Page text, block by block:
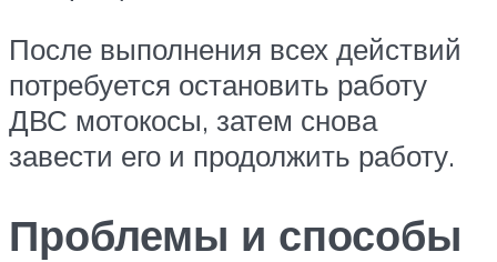
После выполнения всех действий
потребуется остановить работу
ДВС мотокосы, затем снова
завести его и продолжить работу.
Проблемы и способы